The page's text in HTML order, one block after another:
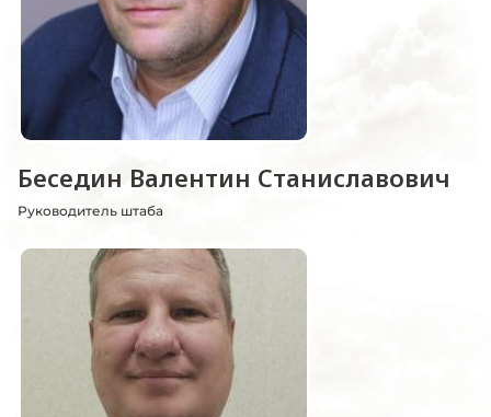
Беседин Валентин Станиславович
Руководитель штаба